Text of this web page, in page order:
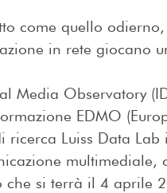
come quello
in rete giocano
Media Observatory
EDMO
Luiss Data
multimediale,
che si terrà il 4 aprile